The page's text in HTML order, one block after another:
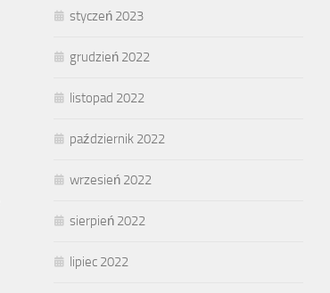
styczeń 2023
grudzień 2022
listopad 2022
październik 2022
wrzesień 2022
sierpień 2022
lipiec 2022